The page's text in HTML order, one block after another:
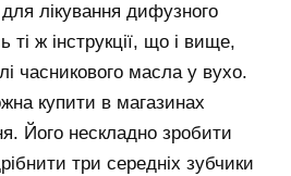
лікування дифузного
ж інструкції, що і вище,
часникового масла у вухо.
купити в магазинах
Його нескладно зробити
три середніх зубчики